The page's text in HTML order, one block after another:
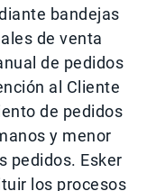
bandejas
de venta
de pedidos
al Cliente
de pedidos
y menor
pedidos. Esker
los procesos